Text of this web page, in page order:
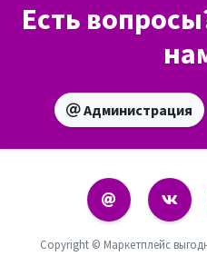
Есть
Администрация
Copyright © Маркетплейс